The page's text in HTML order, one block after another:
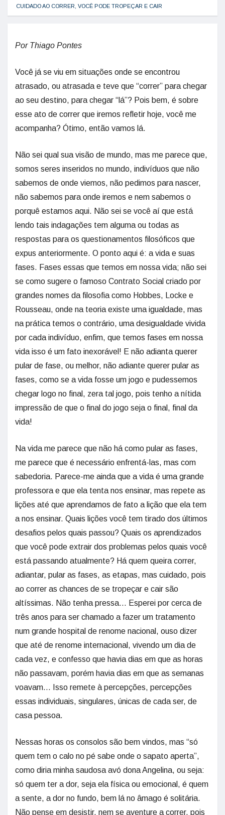
CUIDADO AO CORRER, VOCÊ PODE TROPEÇAR E CAIR
Por Thiago Pontes
Você já se viu em situações onde se encontrou
atrasado, ou atrasada e teve que “correr” para chegar
ao seu destino, para chegar “lá”? Pois bem, é sobre
esse ato de correr que iremos refletir hoje, você me
acompanha? Ótimo, então vamos lá.
Não sei qual sua visão de mundo, mas me parece que,
somos seres inseridos no mundo, indivíduos que não
sabemos de onde viemos, não pedimos para nascer,
não sabemos para onde iremos e nem sabemos o
porquê estamos aqui. Não sei se você aí que está
lendo tais indagações tem alguma ou todas as
respostas para os questionamentos filosóficos que
expus anteriormente. O ponto aqui é: a vida e suas
fases. Fases essas que temos em nossa vida; não sei
se como sugere o famoso Contrato Social criado por
grandes nomes da filosofia como Hobbes, Locke e
Rousseau, onde na teoria existe uma igualdade, mas
na prática temos o contrário, uma desigualdade vivida
por cada indivíduo, enfim, que temos fases em nossa
vida isso é um fato inexorável! E não adianta querer
pular de fase, ou melhor, não adiante querer pular as
fases, como se a vida fosse um jogo e pudessemos
chegar logo no final, zera tal jogo, pois tenho a nítida
impressão de que o final do jogo seja o final, final da
vida!
Na vida me parece que não há como pular as fases,
me parece que é necessário enfrentá-las, mas com
sabedoria. Parece-me ainda que a vida é uma grande
professora e que ela tenta nos ensinar, mas repete as
lições até que aprendamos de fato a lição que ela tem
a nos ensinar. Quais lições você tem tirado dos últimos
desafios pelos quais passou? Quais os aprendizados
que você pode extrair dos problemas pelos quais você
está passando atualmente? Há quem queira correr,
adiantar, pular as fases, as etapas, mas cuidado, pois
ao correr as chances de se tropeçar e cair são
altíssimas. Não tenha pressa… Esperei por cerca de
três anos para ser chamado a fazer um tratamento
num grande hospital de renome nacional, ouso dizer
que até de renome internacional, vivendo um dia de
cada vez, e confesso que havia dias em que as horas
não passavam, porém havia dias em que as semanas
voavam… Isso remete à percepções, percepções
essas individuais, singulares, únicas de cada ser, de
casa pessoa.
Nessas horas os consolos são bem vindos, mas “só
quem tem o calo no pé sabe onde o sapato aperta”,
como diria minha saudosa avó dona Angelina, ou seja:
só quem ter a dor, seja ela física ou emocional, é quem
a sente, a dor no fundo, bem lá no âmago é solitária.
Não pense em desistir, nem se aventure a correr, pois